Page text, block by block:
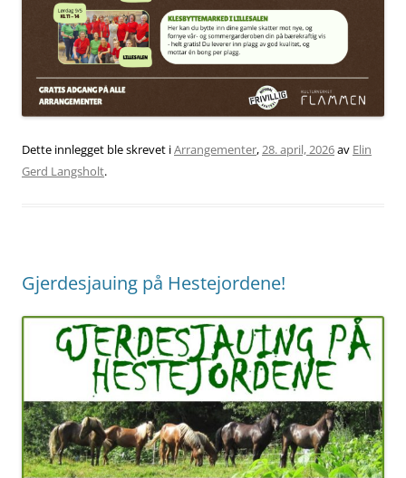
Dette innlegget ble skrevet iArrangementer,28. april, 2026av Elin
Gerd Langsholt.
Gjerdesjauing på Hestejordene!